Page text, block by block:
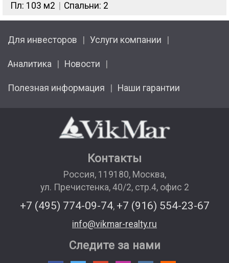
Пл: 103 м2 Спальни: 2
Для инвесторов Услуги компании
Аналитика Новости
Полезная информация Наши гарантии
Контакты
Россия, 119180, Москва,
ул. Пречистенка, 40/2, стр.4, офис 2
+7 (495) 774-09-74, +7 (916) 554-23-67
info@vikmar-realty.ru
Следите за нами